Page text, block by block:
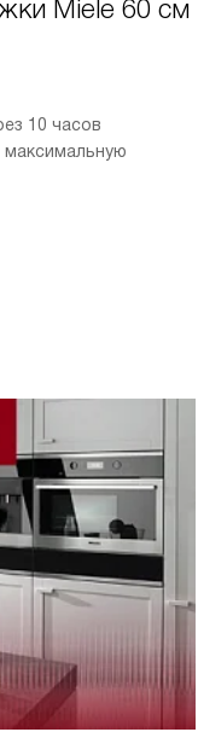
и делает процесс
Miele 60 см
10 часов